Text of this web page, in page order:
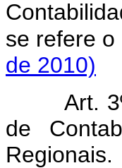
se refere o
de 2010)
Art.
de
Regionais.